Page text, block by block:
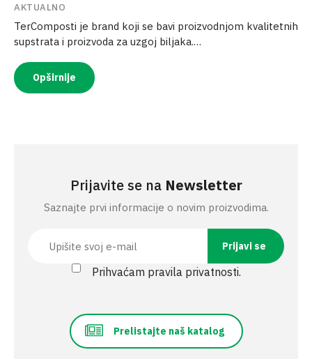
AKTUALNO
TerComposti je brand koji se bavi proizvodnjom kvalitetnih
supstrata i proizvoda za uzgoj biljaka.…
Opširnije
Prijavite se na Newsletter
Saznajte prvi informacije o novim proizvodima.
Prihvaćam pravila privatnosti.
Prelistajte naš katalog